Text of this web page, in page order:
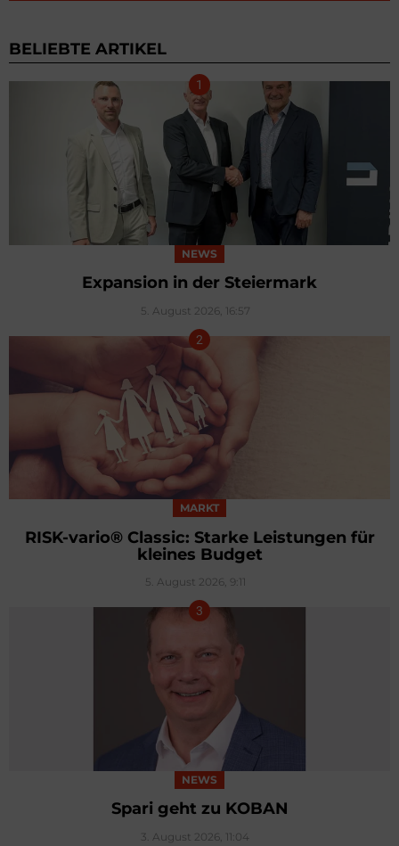
BELIEBTE ARTIKEL
NEWS
Expansion in der Steiermark
5. August 2026, 16:57
MARKT
RISK-vario® Classic: Starke Leistungen für
kleines Budget
5. August 2026, 9:11
NEWS
Spari geht zu KOBAN
3. August 2026, 11:04